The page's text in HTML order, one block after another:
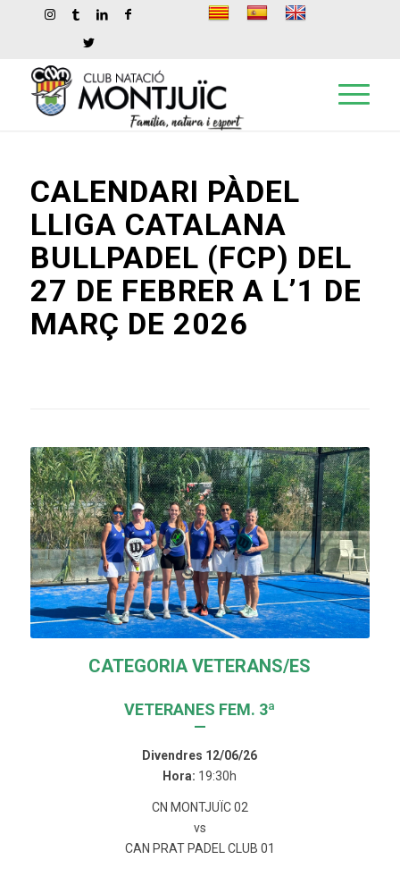
CALENDARI PÀDEL
LLIGA CATALANA
BULLPADEL (FCP) DEL
27 DE FEBRER A L’1 DE
MARÇ DE 2026
CATEGORIA VETERANS/ES
VETERANES FEM. 3ª
—
Divendres 12/06/26
Hora: 19:30h
CN MONTJUÏC 02
vs
CAN PRAT PADEL CLUB 01